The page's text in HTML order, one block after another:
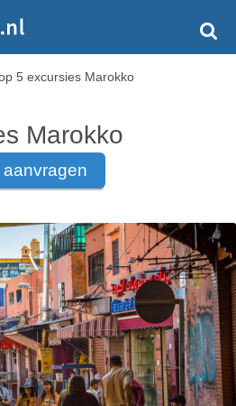
5 excursies Marokko
Marokko
aanvragen